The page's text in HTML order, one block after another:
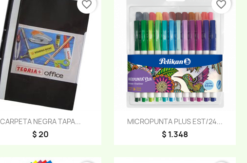
CARPETA NEGRA TAPA...
$ 20
Vista rápida
favorite_border
MICROPUNTA PLUS EST/24...
$ 1.348
Vista rápida
favorite_border